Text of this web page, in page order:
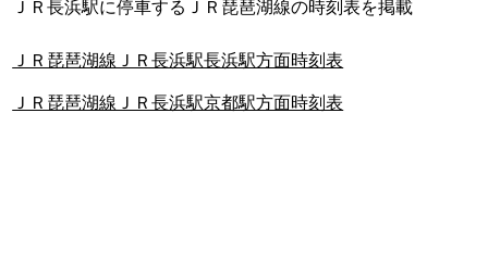
ＪＲ長浜駅に停車するＪＲ琵琶湖線の時刻表を掲載
ＪＲ琵琶湖線ＪＲ長浜駅長浜駅方面時刻表
ＪＲ琵琶湖線ＪＲ長浜駅京都駅方面時刻表